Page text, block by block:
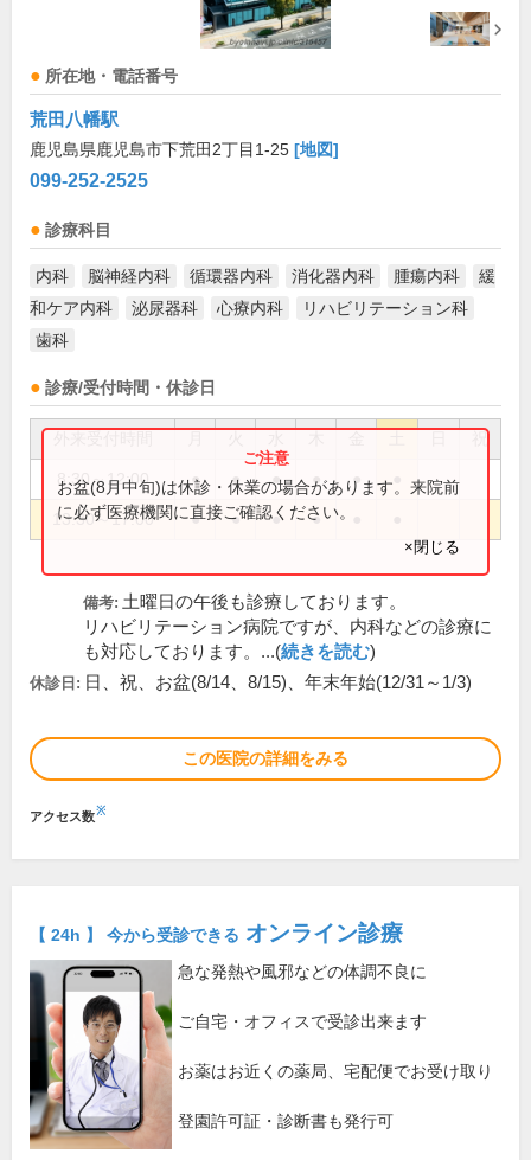
所在地・電話番号
荒田八幡駅
鹿児島県鹿児島市下荒田2丁目1-25 [地図]
099-252-2525
診療科目
内科 脳神経内科 循環器内科 消化器内科 腫瘍内科
緩
和ケア内科
泌尿器科 心療内科
リハビリテーション科
歯科
診療/受付時間・休診日
祝
8:30～12:00 ● ● ● ● ●
13:30～17:00 ● ● ● ●
お盆(8月中旬)は休診・休業の場合があります。来院前
に必ず医療機関に直接ご確認ください。
×閉じる
備考: 土曜日の午後も診療しております。
リハビリテーション病院ですが、内科などの診療に
も対応しております。...(続きを読む)
休診日: 日、祝、お盆(8/14、8/15)、年末年始(12/31～1/3)
この医院の詳細をみる
アクセス数※
【 24h 】 今から受診できる オンライン診療
急な発熱や風邪などの体調不良に
ご自宅・オフィスで受診出来ます
お薬はお近くの薬局、宅配便でお受け取り
登園許可証・診断書も発行可